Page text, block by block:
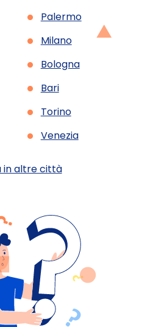
• Palermo
• Milano
• Bologna
• Bari
• Torino
• Venezia
in altre città